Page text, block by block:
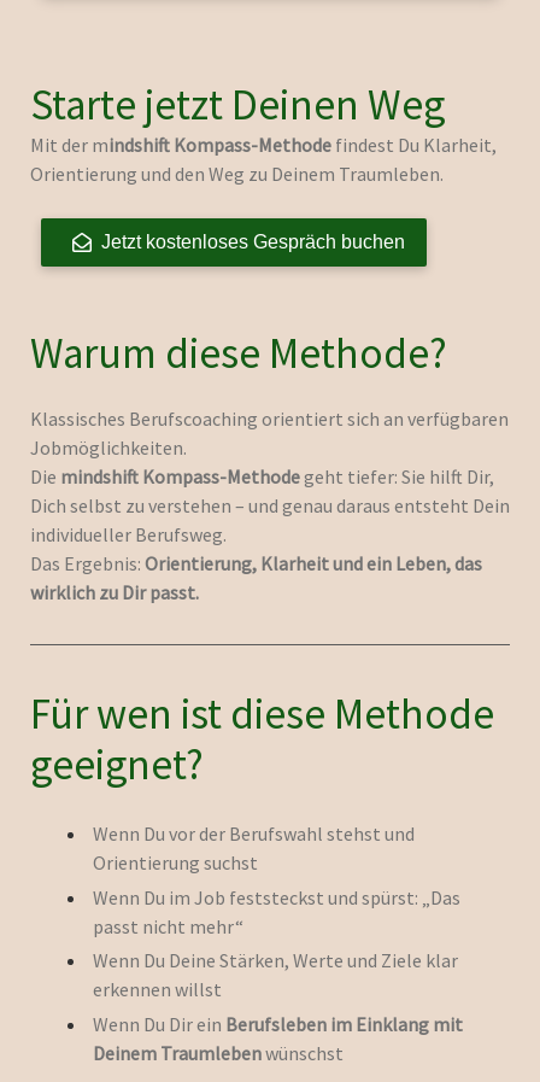
Starte jetzt Deinen Weg
Mit der mindshift Kompass-Methode findest Du Klarheit,
Orientierung und den Weg zu Deinem Traumleben.
Jetzt kostenloses Gespräch buchen
Warum diese Methode?
Klassisches Berufscoaching orientiert sich an verfügbaren
Jobmöglichkeiten.
Die mindshift Kompass-Methodegeht tiefer: Sie hilft Dir,
Dich selbst zu verstehen – und genau daraus entsteht Dein
individueller Berufsweg.
Das Ergebnis: Orientierung, Klarheit und ein Leben, das
wirklich zu Dir passt.
Für wen ist diese Methode
geeignet?
Wenn Du vor der Berufswahl stehst und
Orientierung suchst
Wenn Du im Job feststeckst und spürst: „Das
passt nicht mehr“
Wenn Du Deine Stärken, Werte und Ziele klar
erkennen willst
Wenn Du Dir ein Berufsleben im Einklang mit
Deinem Traumlebenwünschst